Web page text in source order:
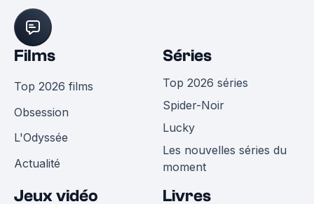
Films
Top 2026 films
Obsession
L'Odyssée
Actualité
Séries
Top 2026 séries
Spider-Noir
Lucky
Les nouvelles séries du
moment
Jeux vidéo Livres